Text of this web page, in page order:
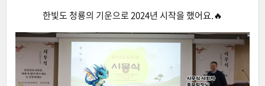
한빛도 청룡의 기운으로 2024년 시작을 했어요.🔥